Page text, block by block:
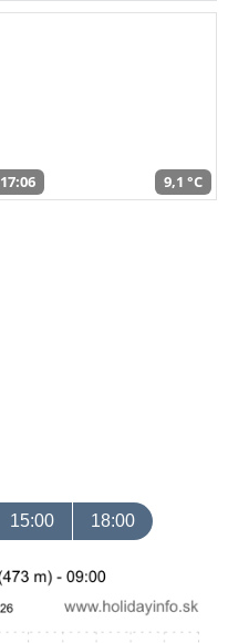
17:06 9,1 °C
15:00 18:00